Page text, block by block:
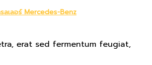
รลเลอร์ Mercedes-Benz
erat sed fermentum feugiat,